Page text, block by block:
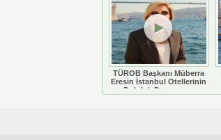
TÜROB Başkanı Müberra
Eresin İstanbul Otellerinin
Doluluk Durumunu